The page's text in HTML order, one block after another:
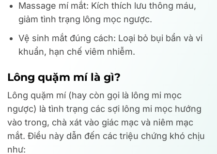
Massage mí mắt: Kích thích lưu thông máu,
giảm tình trạng lông mọc ngược.
Vệ sinh mắt đúng cách: Loại bỏ bụi bẩn và vi
khuẩn, hạn chế viêm nhiễm.
Lông quặm mí là gì?
Lông quặm mí (hay còn gọi là lông mi mọc
ngược) là tình trạng các sợi lông mi mọc hướng
vào trong, chà xát vào giác mạc và niêm mạc
mắt. Điều này dẫn đến các triệu chứng khó chịu
như: